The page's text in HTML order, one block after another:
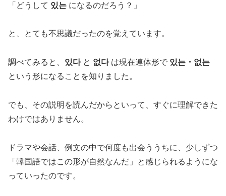
「どうして 있는 になるのだろう？」
と、とても不思議だったのを覚えています。
調べてみると、 있다と 없다は現在連体形で 있는・없는
という形になることを知りました。
でも、その説明を読んだからといって、すぐに理解できた
わけではありません。
ドラマや会話、例文の中で何度も出会ううちに、少しずつ
「韓国語ではこの形が自然なんだ」と感じられるようにな
っていったのです。